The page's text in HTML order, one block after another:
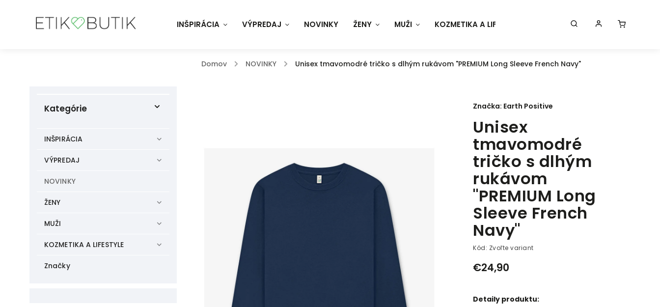
INŠPIRÁCIA VÝPREDAJ NOVINKY ŽENY MUŽI KOZMETIKA A LIFESTYLE KONTAKT BLOG
Domov / NOVINKY / Unisex tmavomodré tričko s dlhým rukávom "PREMIUM Long Sleeve French Navy"
Kategórie
INŠPIRÁCIA
VÝPREDAJ
NOVINKY
ŽENY
MUŽI
KOZMETIKA A LIFESTYLE
Značky
Unisex
tmavomodré
tričko s dlhým
rukávom
"PREMIUM Long
Sleeve French
Navy"
Kód: Zvoľte variant
€24,90
Detaily produktu:
Značka: Earth Positive